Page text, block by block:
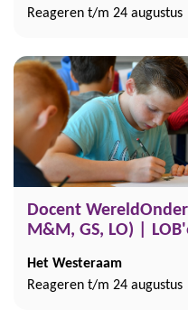
Reageren t/m 24 augustus
Docent
M&M, GS, LO) |
Het Westeraam
Reageren t/m 24 augustus